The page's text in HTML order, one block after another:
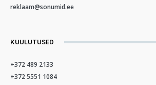
reklaam@sonumid.ee
KUULUTUSED
+372 489 2133
+372 5551 1084